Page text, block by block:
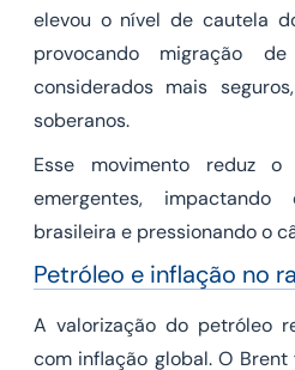
elevou o nível de cautela
provocando migração
considerados mais
soberanos.
Esse movimento reduz
emergentes,
brasileira e pressionando o
Petróleo e inflação no
A valorização do petróleo
com inflação global. O